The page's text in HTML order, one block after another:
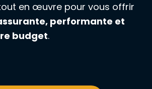
en œuvre pour vous offrir
performante et
budget.